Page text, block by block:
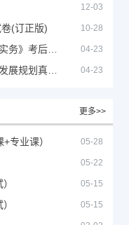
12-03
(订正版) 10-28
04-23
04-23
更多>>
专业课） 05-28
05-22
05-15
05-15